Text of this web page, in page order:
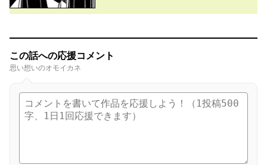
この話への応援コメント
思い想いのオモイカネ